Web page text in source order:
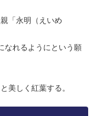
「永明（えいめ
なれるようにという願
美しく紅葉する。